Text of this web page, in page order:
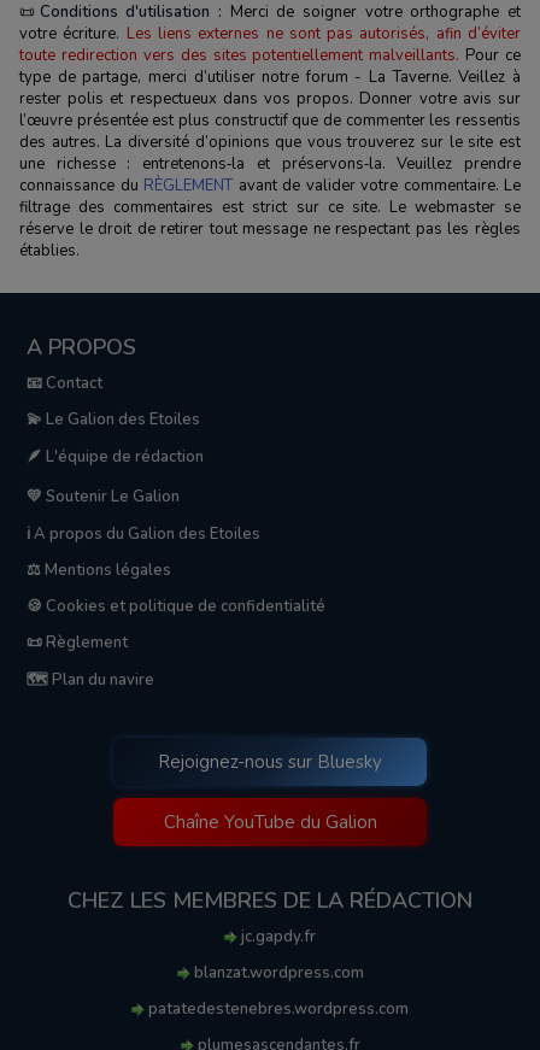
📜 Conditions d'utilisation : Merci de soigner votre orthographe et
votre écriture. Les liens externes ne sont pas autorisés, afin d’éviter
toute redirection vers des sites potentiellement malveillants. Pour ce
type de partage, merci d’utiliser notre forum - La Taverne. Veillez à
rester polis et respectueux dans vos propos. Donner votre avis sur
l’œuvre présentée est plus constructif que de commenter les ressentis
des autres. La diversité d’opinions que vous trouverez sur le site est
une richesse : entretenons‑la et préservons‑la. Veuillez prendre
connaissance du RÈGLEMENT avant de valider votre commentaire. Le
filtrage des commentaires est strict sur ce site. Le webmaster se
réserve le droit de retirer tout message ne respectant pas les règles
établies.
A PROPOS
📧 Contact
💫 Le Galion des Etoiles
🪶 L'équipe de rédaction
💛 Soutenir Le Galion
ℹ️ A propos du Galion des Etoiles
⚖️ Mentions légales
🍪 Cookies et politique de confidentialité
📜 Règlement
🗺️ Plan du navire
Rejoignez-nous sur Bluesky
Chaîne YouTube du Galion
CHEZ LES MEMBRES DE LA RÉDACTION
jc.gapdy.fr
blanzat.wordpress.com
patatedestenebres.wordpress.com
plumesascendantes.fr